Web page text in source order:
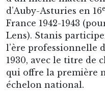
d’Auby-Asturies en 16e
France 1942-1943
Lens). Stanis
l’ère professionnelle
1930, avec le titre de
qui offre la première
échelon national.